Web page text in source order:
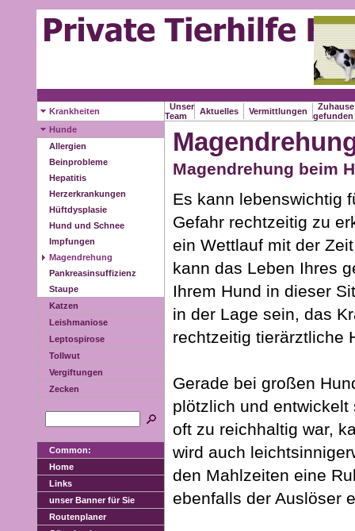
Krankheiten
Unser
Team
Aktuelles Vermittlungen
Zuhause
Hunde
Allergien
Beinprobleme
Hepatitis
Herzerkrankungen
Hüftdysplasie
Hund und Schnee
Impfungen
Magendrehung
Pankreasinsuffizienz
Staupe
Katzen
Leishmaniose
Leptospirose
Tollwut
Vergiftungen
Zecken
Common:
Home
Links
unser Banner für Sie
Routenplaner
Magendrehung beim
Es kann lebenswichtig
Gefahr rechtzeitig zu
ein Wettlauf mit der
kann das Leben Ihres
Ihrem Hund in dieser
in der Lage sein, das
rechtzeitig tierärztliche
Gerade bei großen
plötzlich und
oft zu reichhaltig war,
wird auch
den Mahlzeiten eine
ebenfalls der Auslöser